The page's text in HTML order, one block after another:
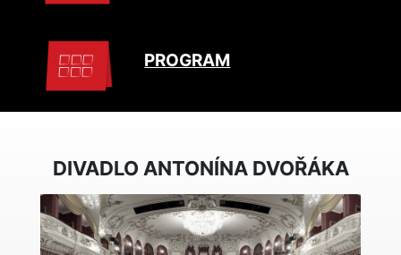
PROGRAM
DIVADLO ANTONÍNA DVOŘÁKA